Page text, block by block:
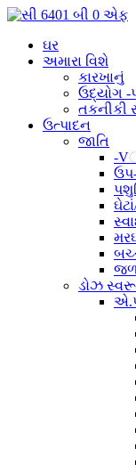
ઘર
અમારા વિશે
કારખાનું
ઉદ્યોગ -
તકનીકી
ઉત્પાદન
જાતિ
-
ડોઝ